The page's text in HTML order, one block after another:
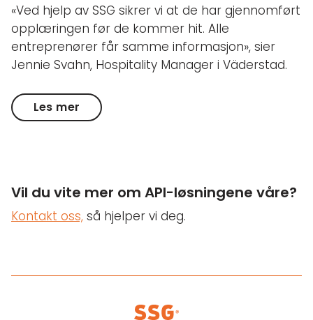
«Ved hjelp av SSG sikrer vi at de har gjennomført
opplæringen før de kommer hit. Alle
entreprenører får samme informasjon», sier
Jennie Svahn, Hospitality Manager i Väderstad.
Les mer
Vil du vite mer om API-løsningene våre?
Kontakt oss, så hjelper vi deg.